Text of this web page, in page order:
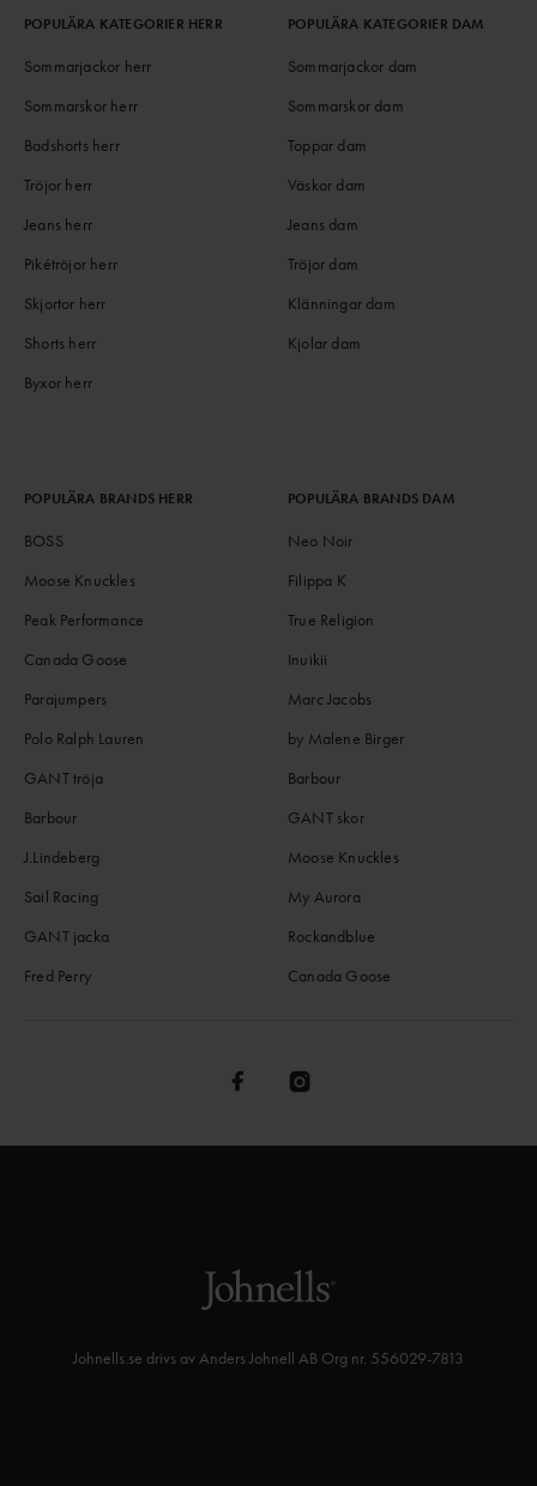
POPULÄRA KATEGORIER HERR
Sommarjackor herr
Sommarskor herr
Badshorts herr
Tröjor herr
Jeans herr
Pikétröjor herr
Skjortor herr
Shorts herr
Byxor herr
POPULÄRA KATEGORIER DAM
Sommarjackor dam
Sommarskor dam
Toppar dam
Väskor dam
Jeans dam
Tröjor dam
Klänningar dam
Kjolar dam
POPULÄRA BRANDS HERR
BOSS
Moose Knuckles
Peak Performance
Canada Goose
Parajumpers
Polo Ralph Lauren
GANT tröja
Barbour
J.Lindeberg
Sail Racing
GANT jacka
Fred Perry
POPULÄRA BRANDS DAM
Neo Noir
Filippa K
True Religion
Inuikii
Marc Jacobs
by Malene Birger
Barbour
GANT skor
Moose Knuckles
My Aurora
Rockandblue
Canada Goose
Johnells.se drivs av Anders Johnell AB Org nr. 556029-7813